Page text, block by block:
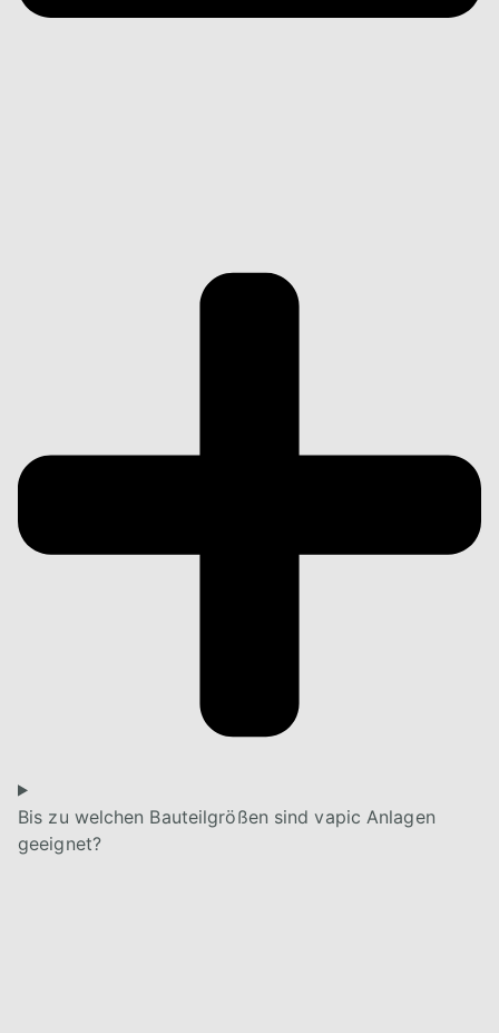
Bis zu welchen Bauteilgrößen sind vapic Anlagen
geeignet?